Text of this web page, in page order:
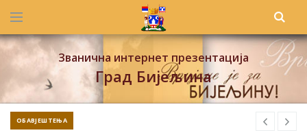
Званична интернет презентација
Град Бијељина
ОБАВЈЕШТЕЊА